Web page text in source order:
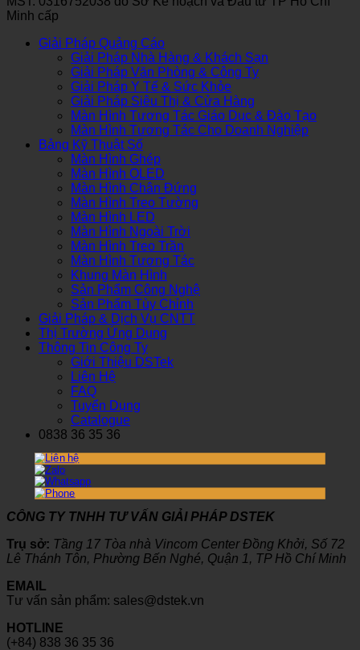
Minh cấp
Giải Pháp Quảng Cáo
Giải Pháp Nhà Hàng & Khách Sạn
Giải Pháp Văn Phòng & Công Ty
Giải Pháp Y Tế & Sức Khỏe
Giải Pháp Siêu Thị & Cửa Hàng
Màn Hình Tương Tác Giáo Dục & Đào Tạo
Màn Hình Tương Tác Cho Doanh Nghiệp
Bảng Kỹ Thuật Số
Màn Hình Ghép
Màn Hình OLED
Màn Hình Chân Đứng
Màn Hình Treo Tường
Màn Hình LED
Màn Hình Ngoài Trời
Màn Hình Treo Trần
Màn Hình Tương Tác
Khung Màn Hình
Sản Phẩm Công Nghệ
Sản Phẩm Tùy Chỉnh
Giải Pháp & Dịch Vụ CNTT
Thị Trường Ứng Dụng
Thông Tin Công Ty
Giới Thiệu DSTek
Liên Hệ
FAQ
Tuyển Dụng
Catalogue
0838 36 35 36
CÔNG TY TNHH TƯ VẤN GIẢI PHÁP DSTEK
Trụ sở: Tầng 17 Tòa nhà Vincom Center Đồng Khởi, Số 72
Lê Thánh Tôn, Phường Bến Nghé, Quận 1, TP Hồ Chí Minh
EMAIL
Tư vấn sản phẩm: sales@dstek.vn
HOTLINE
(+84) 838 36 35 36